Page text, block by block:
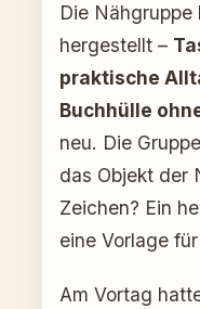
Die
hergestellt –
praktische
Buchhülle
neu. Die
das Objekt der
Zeichen? Ein
eine Vorlage
Am Vortag